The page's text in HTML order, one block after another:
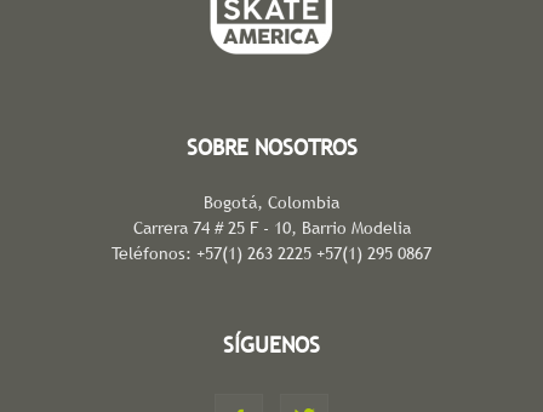
SOBRE NOSOTROS
Bogotá, Colombia
Carrera 74 # 25 F - 10, Barrio Modelia
Teléfonos: +57(1) 263 2225 +57(1) 295 0867
SÍGUENOS